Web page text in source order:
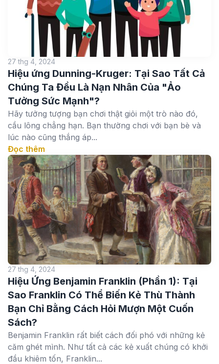
27 thg 4, 2024
Hiệu ứng Dunning-Kruger: Tại Sao Tất Cả
Chúng Ta Đều Là Nạn Nhân Của "Ảo
Tưởng Sức Mạnh"?
Hãy tưởng tượng bạn chơi thật giỏi một trò nào đó,
cầu lông chẳng hạn. Bạn thường chơi với bạn bè và
lúc nào cũng thắng áp...
Đọc thêm
27 thg 4, 2024
Hiệu Ứng Benjamin Franklin (Phần 1): Tại
Sao Franklin Có Thể Biến Kẻ Thù Thành
Bạn Chỉ Bằng Cách Hỏi Mượn Một Cuốn
Sách?
Benjamin Franklin rất biết cách đối phó với những kẻ
căm ghét mình. Như tất cả các kẻ xuất chúng có khởi
đầu khiêm tốn, Franklin...